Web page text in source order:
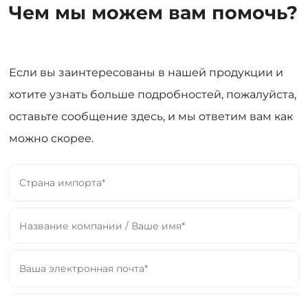
Чем мы можем вам помочь?
Если вы заинтересованы в нашей продукции и
хотите узнать больше подробностей, пожалуйста,
оставьте сообщение здесь, и мы ответим вам как
можно скорее.